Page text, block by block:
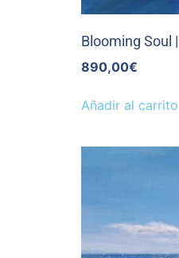
Blooming Soul
890,00€
Añadir al carrito